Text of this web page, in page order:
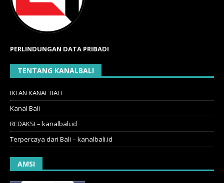
PERLINDUNGAN DATA PRIBADI
TENTANG KANALBALI
IKLAN KANAL BALI
Kanal Bali
REDAKSI – kanalbali.id
Terpercaya dari Bali – kanalbali.id
AMSI